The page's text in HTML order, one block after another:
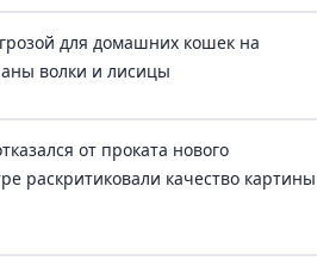
для домашних кошек на
волки и лисицы
от проката нового
раскритиковали качество картины